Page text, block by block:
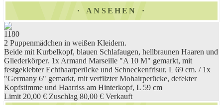
ANSEHEN
1180
2 Puppenmädchen in weißen Kleidern.
Beide mit Kurbelkopf, blauen Schlafaugen, hellbraunen Haaren und
Gliederkörper. 1x Armand Marseille "A 10 M" gemarkt, mit
festgeklebter Echthaarperücke und Schneckenfrisur, L 69 cm. / 1x
"Germany 6" gemarkt, mit verfilzter Mohairperücke, defekter
Kopfstimme und Haarriss am Hinterkopf, L 59 cm
Limit 20,00 € Zuschlag 80,00 € Verkauft